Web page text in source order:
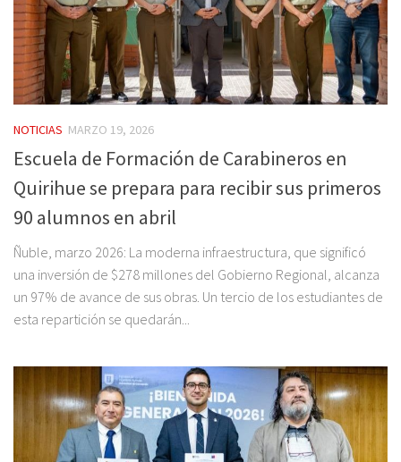
NOTICIAS MARZO 19, 2026
Escuela de Formación de Carabineros en
Quirihue se prepara para recibir sus primeros
90 alumnos en abril
Ñuble, marzo 2026: La moderna infraestructura, que significó
una inversión de $278 millones del Gobierno Regional, alcanza
un 97% de avance de sus obras. Un tercio de los estudiantes de
esta repartición se quedarán...